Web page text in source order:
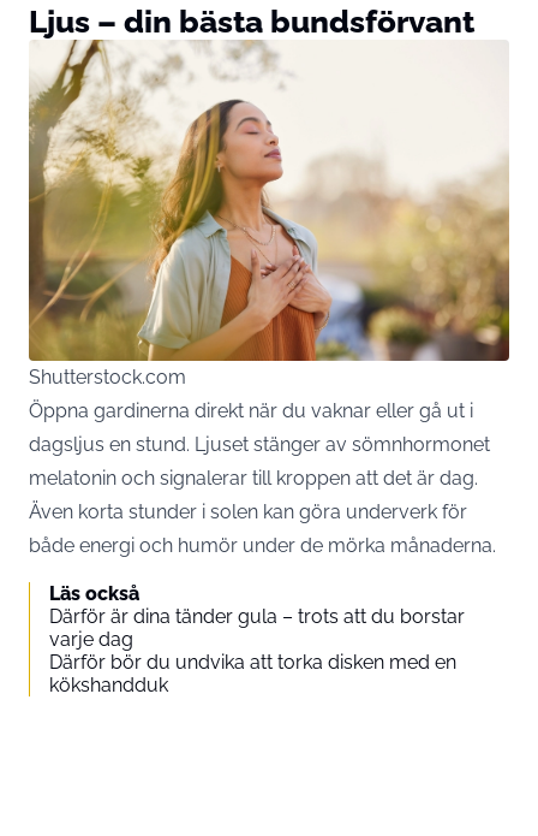
Ljus – din bästa bundsförvant
Shutterstock.com
Öppna gardinerna direkt när du vaknar eller gå ut i
dagsljus en stund. Ljuset stänger av sömnhormonet
melatonin och signalerar till kroppen att det är dag.
Även korta stunder i solen kan göra underverk för
både energi och humör under de mörka månaderna.
Läs också
Därför är dina tänder gula – trots att du borstar
varje dag
Därför bör du undvika att torka disken med en
kökshandduk